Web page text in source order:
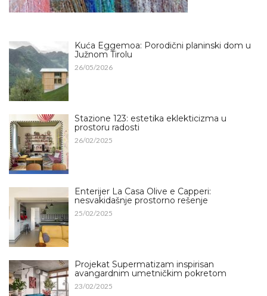
Kuća Eggemoa: Porodični planinski dom u
Južnom Tirolu
26/05/2026
Stazione 123: estetika eklekticizma u
prostoru radosti
26/02/2025
Enterijer La Casa Olive e Capperi:
nesvakidašnje prostorno rešenje
25/02/2025
Projekat Supermatizam inspirisan
avangardnim umetničkim pokretom
23/02/2025